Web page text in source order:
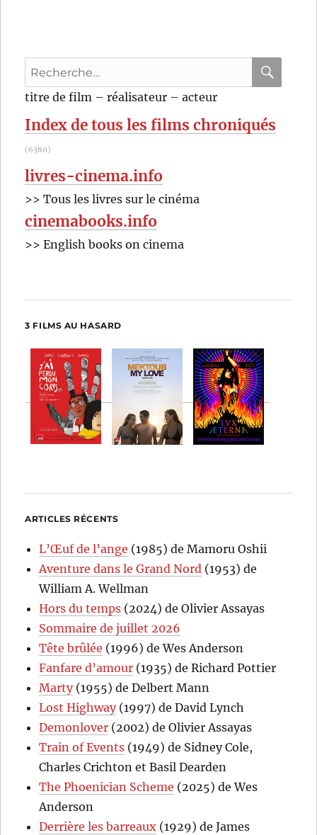
Recherche
pour
:
titre de film – réalisateur – acteur
Index de tous les films chroniqués
(6380)
livres-cinema.info
>> Tous les livres sur le cinéma
cinemabooks.info
>> English books on cinema
3 FILMS AU HASARD
ARTICLES RÉCENTS
L’Œuf de l’ange (1985) de Mamoru Oshii
Aventure dans le Grand Nord (1953) de
William A. Wellman
Hors du temps (2024) de Olivier Assayas
Sommaire de juillet 2026
Tête brûlée (1996) de Wes Anderson
Fanfare d’amour (1935) de Richard Pottier
Marty(1955) de Delbert Mann
Lost Highway(1997) de David Lynch
Demonlover (2002) de Olivier Assayas
Train of Events (1949) de Sidney Cole,
Charles Crichton et Basil Dearden
The Phoenician Scheme (2025) de Wes
Anderson
Derrière les barreaux (1929) de James